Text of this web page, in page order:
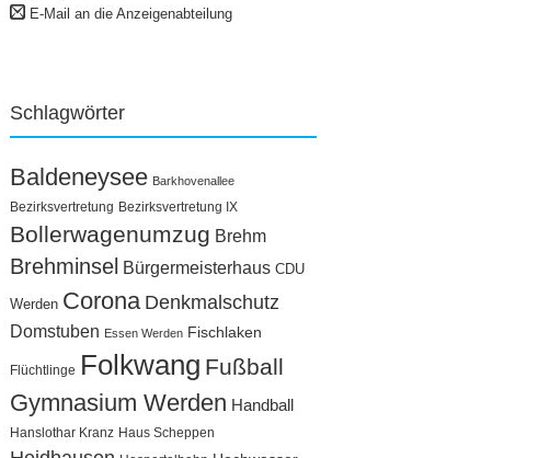
E-Mail an die Anzeigenabteilung
Schlagwörter
Baldeneysee Barkhovenallee
Bezirksvertretung Bezirksvertretung IX
Bollerwagenumzug Brehm
Brehminsel Bürgermeisterhaus CDU
Werden Corona Denkmalschutz
Domstuben Essen Werden Fischlaken
Flüchtlinge Folkwang Fußball
Gymnasium Werden Handball
Hanslothar Kranz Haus Scheppen